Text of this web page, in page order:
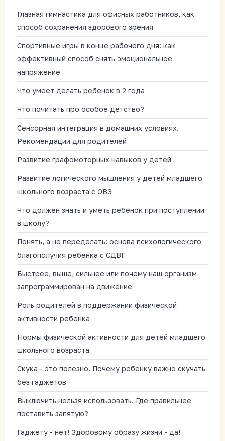
Глазная гимнастика для офисных работников, как
способ сохранения здорового зрения
Спортивные игры в конце рабочего дня: как
эффективный способ снять эмоциональное
напряжение
Что умеет делать ребенок в 2 года
Что почитать про особое детство?
Сенсорная интеграция в домашних условиях.
Рекомендации для родителей
Развитие графомоторных навыков у детей
Развитие логического мышления у детей младшего
школьного возраста с ОВЗ
Что должен знать и уметь ребёнок при поступлении
в школу?
Понять, а не переделать: основа психологического
благополучия ребёнка с СДВГ
Быстрее, выше, сильнее или почему наш организм
запрограммирован на движение
Роль родителей в поддержании физической
активности ребенка
Нормы физической активности для детей младшего
школьного возраста
Скука - это полезно. Почему ребенку важно скучать
без гаджетов
Выключить нельзя использовать. Где правильнее
поставить запятую?
Гаджету - нет! Здоровому образу жизни - да!